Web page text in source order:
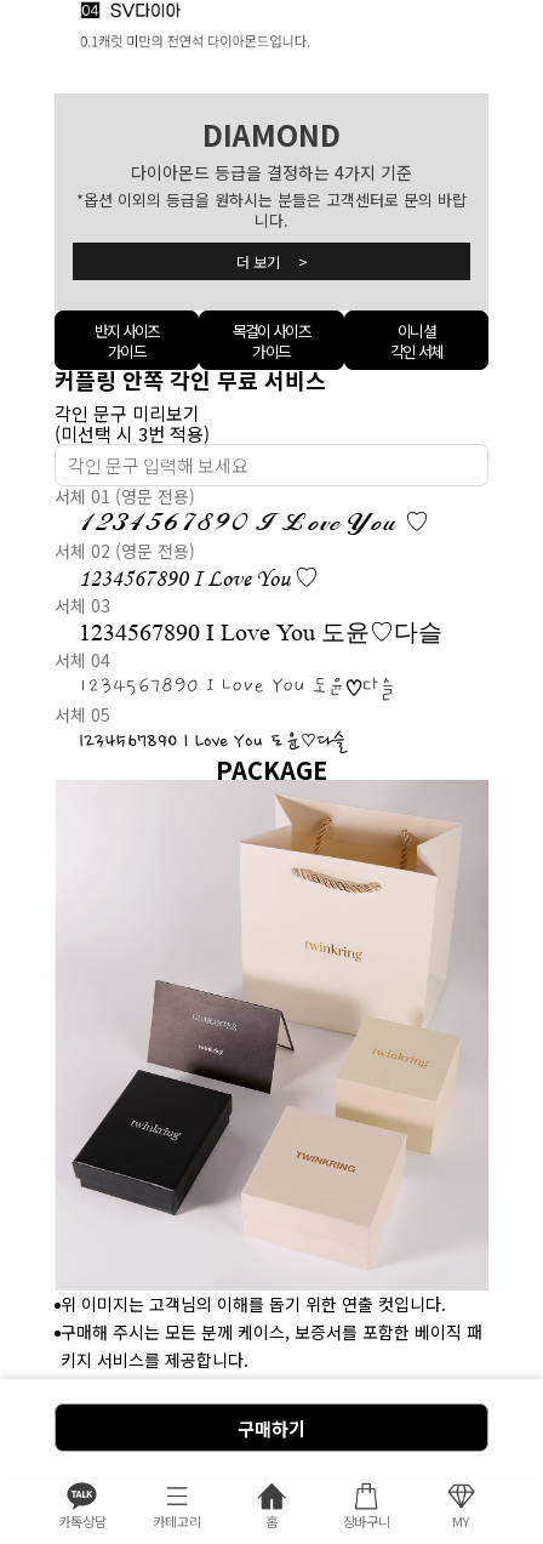
카톡상담 카테고리 홈 장바구니 MY
구매하기
DIAMOND
다이아몬드 등급을 결정하는 4가지 기준
*옵션 이외의 등급을 원하시는 분들은 고객센터로 문의 바랍
니다.
더 보기 >
반지 사이즈
가이드
목걸이 사이즈
가이드
이니셜
각인 서체
커플링 안쪽 각인 무료 서비스
각인 문구 미리보기
(미선택 시 3번 적용)
서체 01 (영문 전용)
1234567890 I Love You ♡
서체 02 (영문 전용)
1234567890 I Love You ♡
서체 03
1234567890 I Love You 도윤♡다슬
서체 04
1234567890 I Love You 도윤♡다슬
서체 05
1234567890 I Love You 도윤♡다슬
PACKAGE
위 이미지는 고객님의 이해를 돕기 위한 연출 컷입니다.
구매해 주시는 모든 분께 케이스, 보증서를 포함한 베이직 패
키지 서비스를 제공합니다.
들은 배송 메시지에 작성해 주세요.
패키지는 주문건 1개당 1개 서비스입니다.
상품상세 상품후기